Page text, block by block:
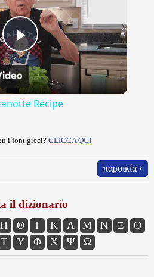
Play
Video
Recipe
i font greci? CLICCA QUI
παροικία ›
il dizionario
Η Θ Ι Κ Λ Μ Ν Ξ
Ο
Τ Υ Φ Χ Ψ Ω